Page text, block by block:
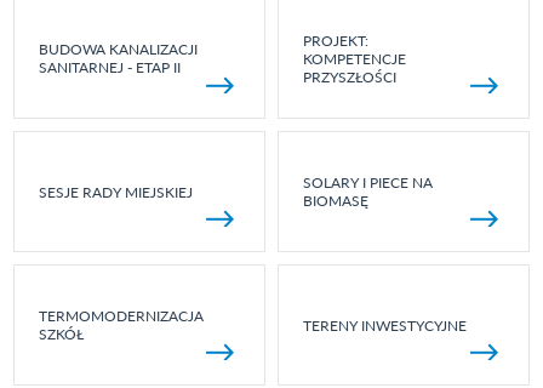
BUDOWA KANALIZACJI
SANITARNEJ - ETAP II
PROJEKT:
KOMPETENCJE
PRZYSZŁOŚCI
SESJE RADY MIEJSKIEJ
SOLARY I PIECE NA
BIOMASĘ
TERMOMODERNIZACJA
SZKÓŁ
TERENY INWESTYCYJNE